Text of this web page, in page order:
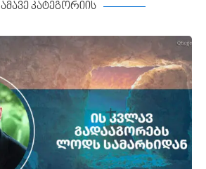
ამავე კატეგორიის